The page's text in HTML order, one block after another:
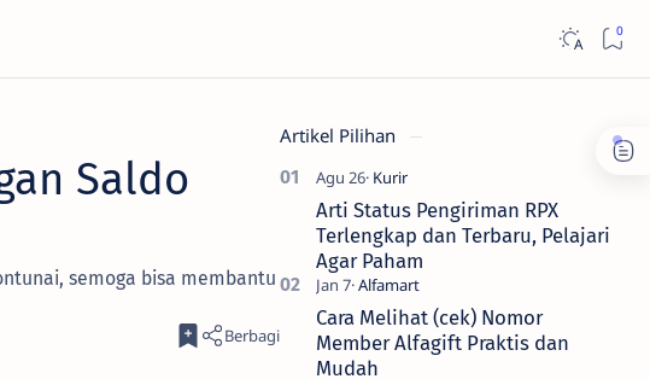
Saldo
semoga bisa membantu
Artikel Pilihan
Arti Status Pengiriman RPX
Terlengkap dan Terbaru, Pelajari
Agar Paham
Cara Melihat (cek) Nomor
Member Alfagift Praktis dan
Mudah